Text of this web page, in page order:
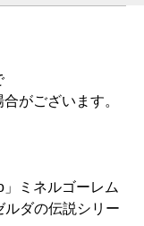
がございます。
ミネルゴーレム
ルダの伝説シリー